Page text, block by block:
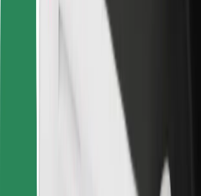
Para restaurantes
Bolt para empresas
Términos y Condiciones